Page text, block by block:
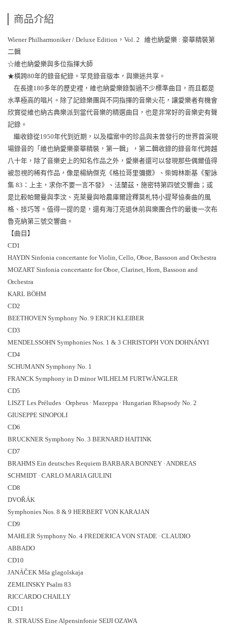
商品介紹
Wiener Philharmoniker / Deluxe Edition，Vol. 2 維也納愛樂 : 豪華精裝第
二輯
☆維也納愛樂與多位指揮大師
★橫跨80年的錄音紀錄。罕見錄音版本，與樂迷共享。
在長達180多年的歷史裡，維也納愛樂錄製過不少標準曲目，而且都是
水準極高的唱片。除了記錄樂團與不同指揮的音樂火花，讓愛樂者有機會
欣賞從維也納古典樂派到當代音樂的精選曲目，也是非常好的音樂史有聲
記錄。
繼收錄從1950年代到近期，以及檔案中的珍品與未曾發行的世界首演現
場錄音的「維也納愛樂豪華精裝，第一輯」，第二輯收錄的錄音年代跨越
八十年，除了音樂史上的知名作品之外，愛樂者還可以發現那些偶爾值得
被忽視的稀有作品，像是楊納傑克《格拉哥里彌撒》、柴姆林斯基《聖詠
集 83：上主，求你不要一言不發》、法蘭茲‧施密特第四號交響曲；或
是比較帕爾曼與李汶、克萊曼與哈農庫爾詮釋莫札特小提琴協奏曲的風
格、技巧等。值得一提的是，還有海汀克退休前與樂團合作的最後一次布
魯克納第三號交響曲。
【曲目】
CD1
HAYDN Sinfonia concertante for Violin, Cello, Oboe, Bassoon and Orchestra
MOZART Sinfonia concertante for Oboe, Clarinet, Horn, Bassoon and
Orchestra
KARL BÖHM
CD2
BEETHOVEN Symphony No. 9 ERICH KLEIBER
CD3
MENDELSSOHN Symphonies Nos. 1 & 3 CHRISTOPH VON DOHNÁNYI
CD4
SCHUMANN Symphony No. 1
FRANCK Symphony in D minor WILHELM FURTWÄNGLER
CD5
LISZT Les Préludes ∙ Orpheus ∙ Mazeppa ∙ Hungarian Rhapsody No. 2
GIUSEPPE SINOPOLI
CD6
BRUCKNER Symphony No. 3 BERNARD HAITINK
CD7
BRAHMS Ein deutsches Requiem BARBARA BONNEY ∙ ANDREAS
SCHMIDT ∙ CARLO MARIA GIULINI
CD8
DVOŘÁK
Symphonies Nos. 8 & 9 HERBERT VON KARAJAN
CD9
MAHLER Symphony No. 4 FREDERICA VON STADE ∙ CLAUDIO
ABBADO
CD10
JANÁČEK Mša glagolskaja
ZEMLINSKY Psalm 83
RICCARDO CHAILLY
CD11
R. STRAUSS Eine Alpensinfonie SEIJI OZAWA